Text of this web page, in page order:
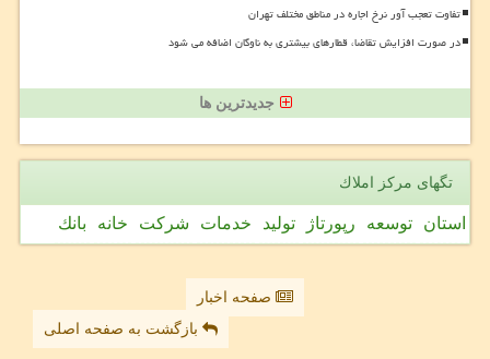
تفاوت تعجب آور نرخ اجاره در مناطق مختلف تهران
در صورت افزایش تقاضا، قطارهای بیشتری به ناوگان اضافه می شود
جدیدترین ها
تگهای مركز املاك
استان توسعه رپورتاژ تولید خدمات شركت خانه بانك
صفحه اخبار
بازگشت به صفحه اصلی